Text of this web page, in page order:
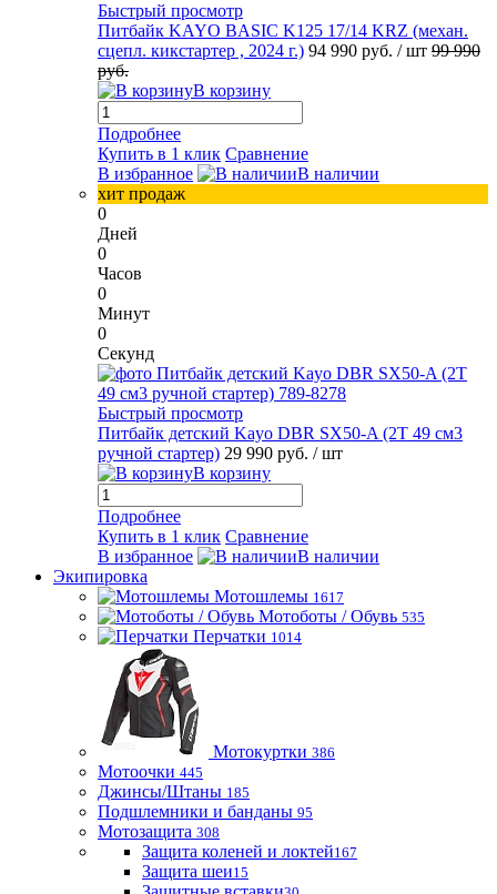
Быстрый просмотр
Питбайк KAYO BASIC K125 17/14 KRZ (механ.
сцепл. кикстартер , 2024 г.) 94 990 руб. / шт 99 990
руб.
В корзину
Подробнее
Купить в 1 клик Сравнение
В избранное
В наличии
хит продаж
0
Дней
0
Часов
0
Минут
0
Секунд
Быстрый просмотр
Питбайк детский Kayo DBR SX50-A (2T 49 см3
ручной стартер) 29 990 руб. / шт
В корзину
Подробнее
Купить в 1 клик Сравнение
В избранное
В наличии
Экипировка
Мотошлемы 1617
Мотоботы / Обувь 535
Перчатки 1014
Мотокуртки 386
Мотоочки 445
Джинсы/Штаны 185
Подшлемники и банданы 95
Мотозащита 308
Защита коленей и локтей167
Защита шеи15